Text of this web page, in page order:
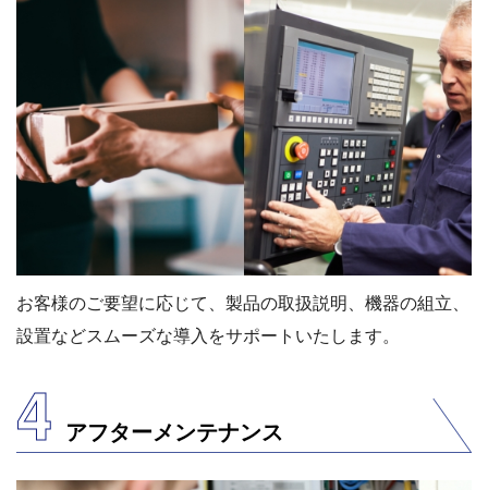
お客様のご要望に応じて、製品の取扱説明、機器の組⽴、
設置などスムーズな導⼊をサポートいたします。
4 アフターメンテナンス